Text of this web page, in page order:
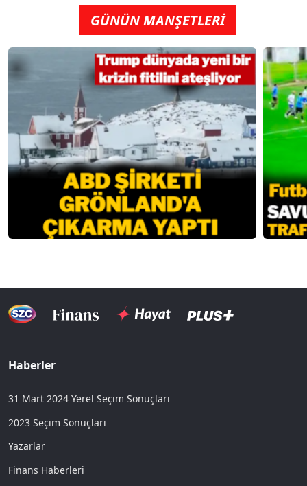
GÜNÜN MANŞETLERİ
Haberler
31 Mart 2024 Yerel Seçim Sonuçları
2023 Seçim Sonuçları
Yazarlar
Finans Haberleri